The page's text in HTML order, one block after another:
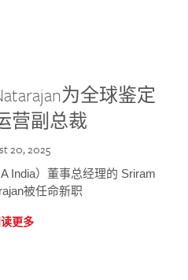
为全球鉴定
营副总裁
20, 2025
India）董事总经理的 Sriram
被任命新职
更多